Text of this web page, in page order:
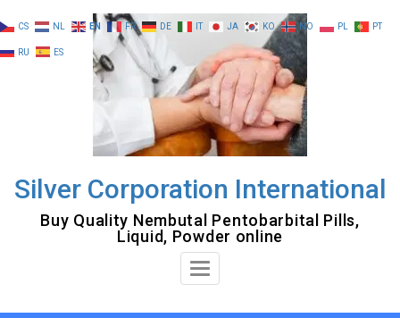
to
content
Silver Corporation International
Buy Quality Nembutal Pentobarbital Pills,
Liquid, Powder online
Toggle
CS NL EN FR DE IT JA KO NO PL PT
RU ES